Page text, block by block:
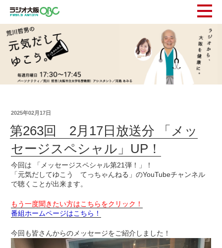
2025年02月17日
第263回 2月17日放送分 「メッ
セージスペシャル」UP！
今回は 「メッセージスペシャル第21弾！」！
「元気だしてゆこう てっちゃんねる」のYouTubeチャンネル
で聴くことが出来ます。
もう一度聞きたい方はこちらをクリック！
番組ホームページはこちら！
今回も皆さんからのメッセージをご紹介しました！